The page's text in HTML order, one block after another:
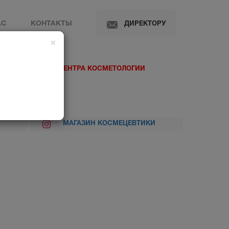
КОНТАКТЫ ДИРЕКТОРУ
ЦЕНТРА КОСМЕТОЛОГИИ
МАГАЗИН КОСМЕЦЕВТИКИ
×